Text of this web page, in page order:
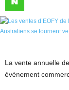
La vente annuelle
événement